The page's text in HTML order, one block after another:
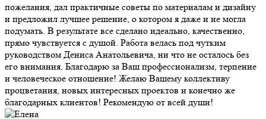
пожелания, дал практичные советы по материалам и дизайну
и предложил лучшее решение, о котором я даже и не могла
подумать. В результате все сделано идеально, качественно,
прямо чувствуется с душой. Работа велась под чутким
руководством Дениса Анатольевича, ни что не осталось без
его внимания. Благодарю за Ваш профессионализм, терпение
и человеческое отношение! Желаю Вашему коллективу
процветания, новых интересных проектов и конечно же
благодарных клиентов! Рекомендую от всей души!